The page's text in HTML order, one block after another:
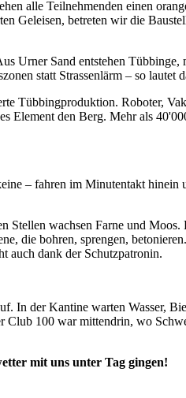
alle Teilnehmenden einen
Geleisen, betreten wir die
Urner Sand entstehen
statt Strassenlärm – so lautet
Tübbingproduktion. Roboter,
den Berg. Mehr als
– fahren im Minutentakt
wachsen Farne und
die bohren, sprengen,
auch dank der Schutzpatronin.
In der Kantine warten Wasser,
100 war mittendrin, wo
mit uns unter Tag gingen!